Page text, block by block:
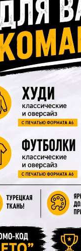
обычно
снимает
пробный
в
чтобы
(крупные
пробного
на заказ